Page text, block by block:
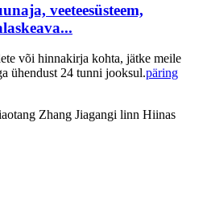
veeteesüsteem,
või hinnakirja kohta, jätke meile
ühendust 24 tunni jooksul.päring
Zhang Jiagangi linn Hiinas